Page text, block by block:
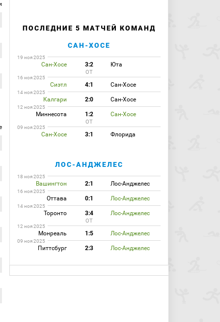
ПОСЛЕДНИЕ 5 МАТЧЕЙ КОМАНД
САН-ХОСЕ
19 ноя 2025
Сан-Хосе 3:2 Юта
ОТ
16 ноя 2025
Сиэтл 4:1 Сан-Хосе
14 ноя 2025
Калгари 2:0 Сан-Хосе
12 ноя 2025
Миннесота 1:2 Сан-Хосе
ОТ
09 ноя 2025
Сан-Хосе 3:1 Флорида
ЛОС-АНДЖЕЛЕС
18 ноя 2025
Вашингтон 2:1 Лос-Анджелес
16 ноя 2025
Оттава 0:1 Лос-Анджелес
14 ноя 2025
Торонто 3:4 Лос-Анджелес
ОТ
12 ноя 2025
Монреаль 1:5 Лос-Анджелес
09 ноя 2025
Питтсбург 2:3 Лос-Анджелес